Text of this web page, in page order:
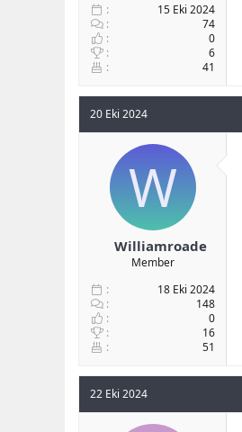
15 Eki 2024
74
0
6
41
20 Eki 2024
W
Williamroade
Member
18 Eki 2024
148
0
16
51
22 Eki 2024